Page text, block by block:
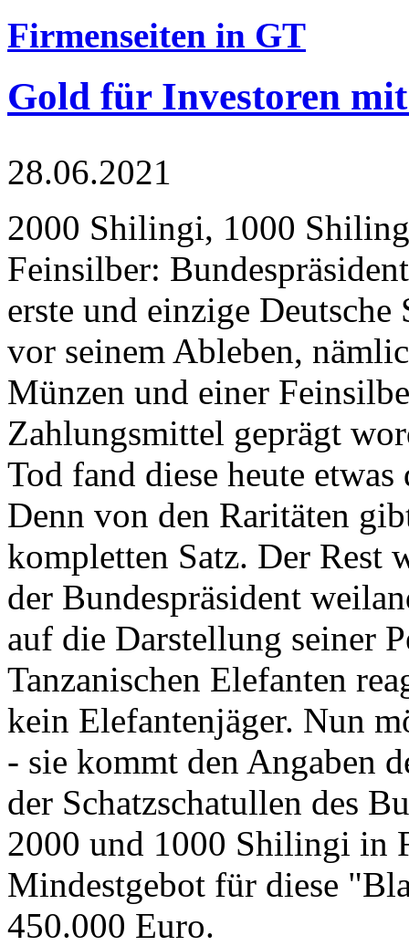
Firmenseiten in GT
Gold für Investoren
28.06.2021
2000 Shilingi, 1000
Feinsilber:
erste und einzige Deutsche
vor seinem Ableben,
Münzen und einer
Zahlungsmittel geprägt
Tod fand diese heute
Denn von den Raritäten
kompletten Satz. Der Rest
der Bundespräsident
auf die Darstellung seiner
Tanzanischen Elefanten
kein Elefantenjäger. Nun
- sie kommt den Angaben
der Schatzschatullen des
2000 und 1000 Shilingi in
Mindestgebot für diese
450.000 Euro.